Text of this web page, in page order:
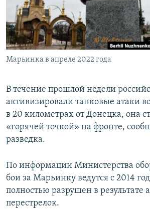
ПОБЕДИТЕЛЕЙ НЕ СУДЯТ?
КРЫМ.НЕПОКОРЕННЫЙ
ELIFBE
УКРАИНСКАЯ ПРОБЛЕМА КРЫМА
ПРИСОЕДИНЯЙТЕСЬ!
Марьинка в апреле 2022 года
В течение прошлой недели
активизировали танковые атаки
в 20 километрах от Донецка, она
«горячей точкой» на фронте,
разведка.
По информации Министерства
бои за Марьинку ведутся с 2014
полностью разрушен в результате
перестрелок.